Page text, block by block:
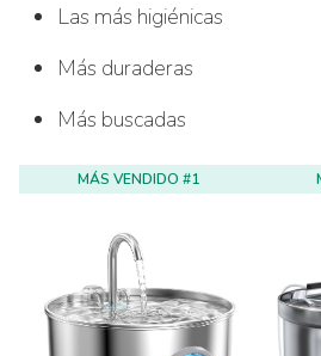
Las más higiénicas
Más duraderas
Más buscadas
MÁS VENDIDO #1